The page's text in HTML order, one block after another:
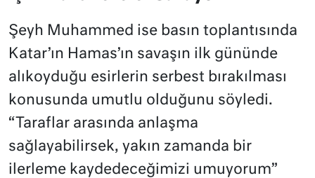
Şeyh Muhammed ise basın toplantısında
Katar’ın Hamas’ın savaşın ilk gününde
alıkoyduğu esirlerin serbest bırakılması
konusunda umutlu olduğunu söyledi.
“Taraflar arasında anlaşma
sağlayabilirsek, yakın zamanda bir
ilerleme kaydedeceğimizi umuyorum”